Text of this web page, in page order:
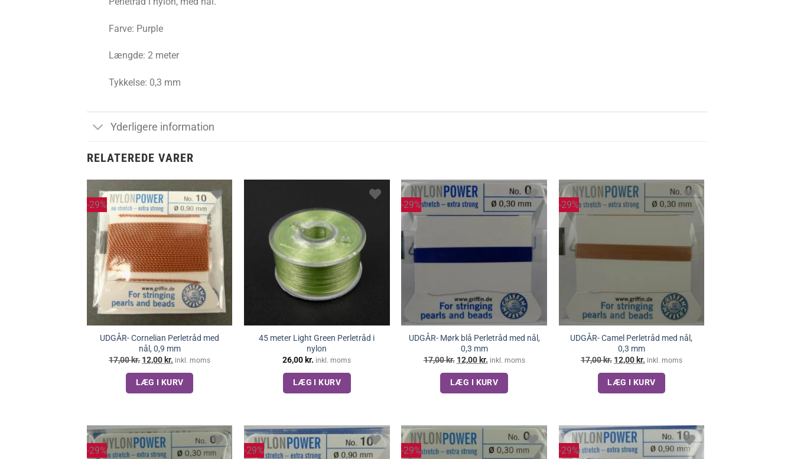
Farve: Purple
Længde: 2 meter
Tykkelse: 0,3 mm
Yderligere information
RELATEREDE VARER
-29%
UDGÅR- Cornelian Perletråd med
nål, 0,9 mm
17,00kr. Den
pris
var:
17,00 kr..
12,00 kr. Den
pris
er:
12,00 kr..
inkl. moms
LÆG I KURV
45 meter Light Green Perletråd i
nylon
26,00 kr. inkl. moms
LÆG I KURV
-29%
UDGÅR- Mørk blå Perletråd med nål,
0,3 mm
17,00kr. Den
pris
var:
17,00 kr..
12,00 kr.Den
pris
er:
12,00 kr..
inkl. moms
LÆG I KURV
-29%
UDGÅR- Camel Perletråd med nål,
0,3 mm
17,00kr. Den
pris
var:
17,00 kr..
12,00 kr.Den
pris
er:
12,00 kr..
inkl. moms
LÆG I KURV
-29% -29% -29% -29%